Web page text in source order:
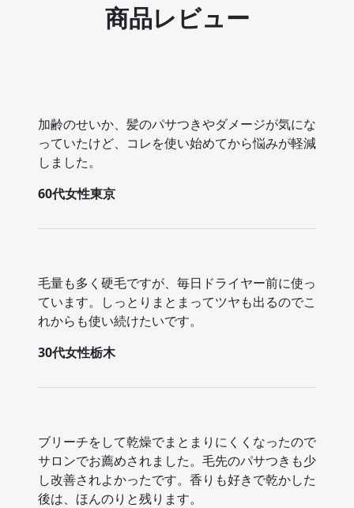
商品レビュー
加齢のせいか、髪のパサつきやダメージが気にな
っていたけど、コレを使い始めてから悩みが軽減
しました。
60代女性東京
毛量も多く硬毛ですが、毎日ドライヤー前に使っ
ています。しっとりまとまってツヤも出るのでこ
れからも使い続けたいです。
30代女性栃木
ブリーチをして乾燥でまとまりにくくなったので
サロンでお薦めされました。毛先のパサつきも少
し改善されよかったです。香りも好きで乾かした
後は、ほんのりと残ります。